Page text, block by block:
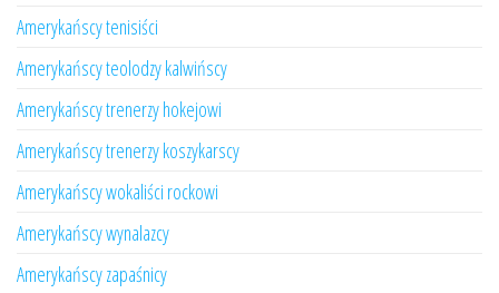
Amerykańscy tenisiści
Amerykańscy teolodzy kalwińscy
Amerykańscy trenerzy hokejowi
Amerykańscy trenerzy koszykarscy
Amerykańscy wokaliści rockowi
Amerykańscy wynalazcy
Amerykańscy zapaśnicy